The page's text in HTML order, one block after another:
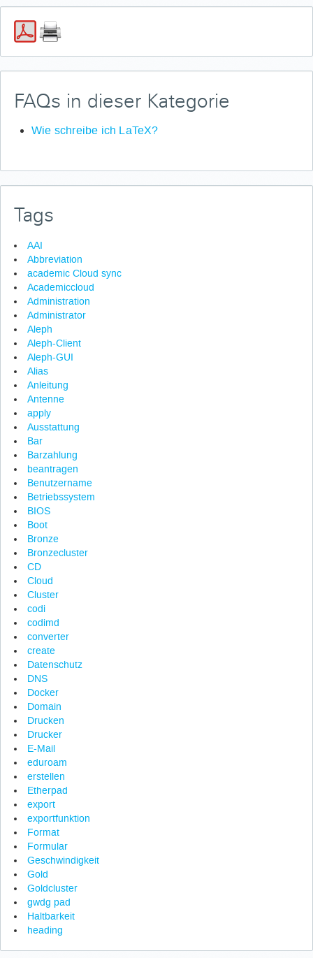
FAQs in dieser Kategorie
Wie schreibe ich LaTeX?
Tags
AAI
Abbreviation
academic Cloud sync
Academiccloud
Administration
Administrator
Aleph
Aleph-Client
Aleph-GUI
Alias
Anleitung
Antenne
apply
Ausstattung
Bar
Barzahlung
beantragen
Benutzername
Betriebssystem
BIOS
Boot
Bronze
Bronzecluster
CD
Cloud
Cluster
codi
codimd
converter
create
Datenschutz
DNS
Docker
Domain
Drucken
Drucker
E-Mail
eduroam
erstellen
Etherpad
export
exportfunktion
Format
Formular
Geschwindigkeit
Gold
Goldcluster
gwdg pad
Haltbarkeit
heading